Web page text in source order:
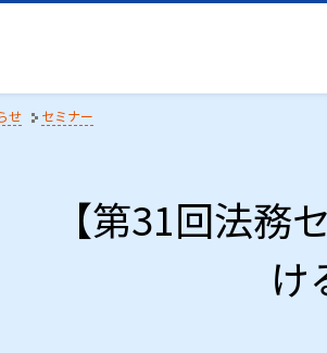
せ
セミナー
【第31回法務
け